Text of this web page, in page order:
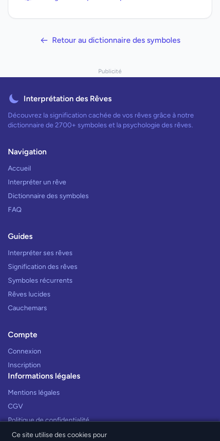
Retour au dictionnaire des symboles
Publicité
Interprétation des Rêves
Découvrez la signification cachée de vos rêves grâce à notre
dictionnaire de 2700+ symboles et la psychologie des rêves.
Navigation
Accueil
Interpréter un rêve
Dictionnaire des symboles
FAQ
Guides
Interpréter ses rêves
Signification des rêves
Symboles récurrents
Rêves lucides
Cauchemars
Compte
Connexion
Inscription
Informations légales
Mentions légales
CGV
Politique de confidentialité
Ce site utilise des cookies pour